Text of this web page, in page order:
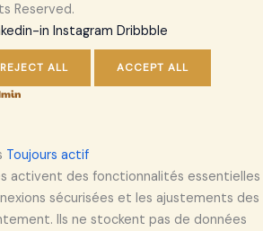
Reserved.
in Instagram Dribbble
REJECT ALL ACCEPT ALL
Toujours actif
activent des fonctionnalités essentielles
sécurisées et les ajustements des
Ils ne stockent pas de données